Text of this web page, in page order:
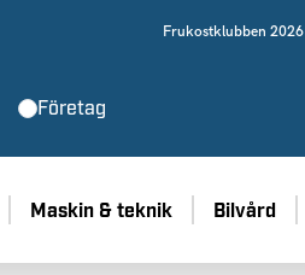
Frukostklubben 2026
Företag
Maskin & teknik Bilvård